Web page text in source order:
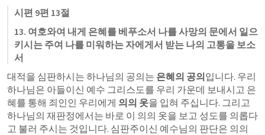
시편 9편 13절
13. 여호와여 내게 은혜를 베푸소서 나를 사망의 문에서 일으
키시는 주여 나를 미워하는 자에게서 받는 나의 고통을 보소
서
대적을 심판하시는 하나님의 공의는 은혜의 공의입니다. 우리
하나님은 아들이신 예수 그리스도를 우리 가운데 보내시고 은
혜를 통해 죄인인 우리에게 의의 옷을 입혀 주십니다. 그리고
하나님의 재판정에서는 바로 이 의의 옷을 보고 성도를 의롭다
고 불러 주시는 것입니다. 심판주이신 예수님의 판단은 의의